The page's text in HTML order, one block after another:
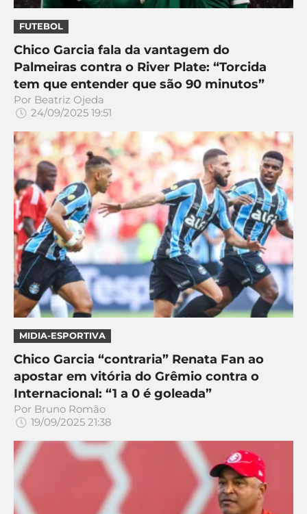
ONLINE
2026
GRÊMIO
ATLÉTICO
MG
CRUZEIRO
LALIGA
FUTEBOL
Chico Garcia fala da vantagem do
Palmeiras contra o River Plate: “Torcida
tem que entender que são 90 minutos”
Por Beatriz Ojeda
24/09/2025 19:51
MIDIA-ESPORTIVA
Chico Garcia “contraria” Renata Fan ao
apostar em vitória do Grêmio contra o
Internacional: “1 a 0 é goleada”
Por Bruno Romão
19/09/2025 21:38